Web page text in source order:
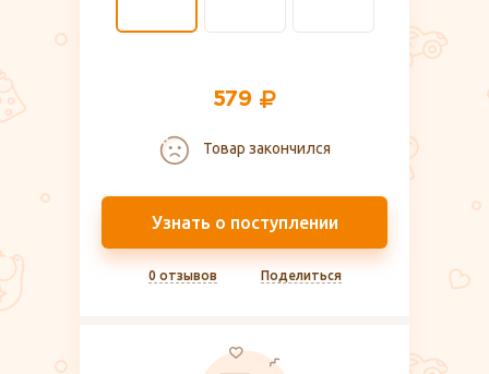
579
Товар закончился
Узнать о поступлении
0 отзывов Поделиться